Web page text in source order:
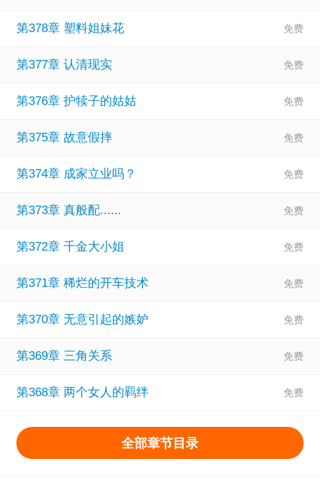
第378章 塑料姐妹花
第377章 认清现实
第376章 护犊子的姑姑
第375章 故意假摔
第374章 成家立业吗？
第373章 真般配......
第372章 千金大小姐
第371章 稀烂的开车技术
第370章 无意引起的嫉妒
第369章 三角关系
第368章 两个女人的羁绊
全部章节目录